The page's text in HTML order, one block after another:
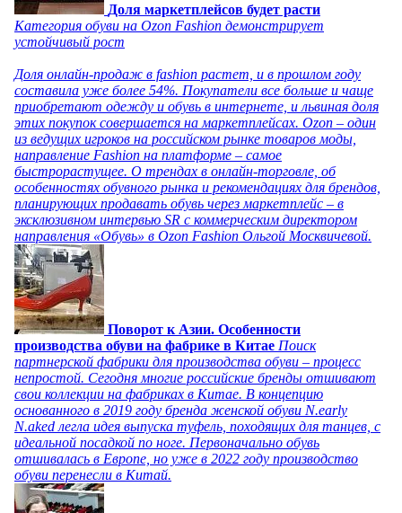
Доля маркетплейсов будет расти
Категория обуви на Ozon Fashion демонстрирует
устойчивый рост
Доля онлайн-продаж в fashion растет, и в прошлом году
составила уже более 54%. Покупатели все больше и чаще
приобретают одежду и обувь в интернете, и львиная доля
этих покупок совершается на маркетплейсах. Ozon – один
из ведущих игроков на российском рынке товаров моды,
направление Fashion на платформе – самое
быстрорастущее. О трендах в онлайн-торговле, об
особенностях обувного рынка и рекомендациях для брендов,
планирующих продавать обувь через маркетплейс – в
эксклюзивном интервью SR с коммерческим директором
направления «Обувь» в Ozon Fashion Ольгой Москвичевой.
Поворот к Азии. Особенности
производства обуви на фабрике в Китае Поиск
партнерской фабрики для производства обуви – процесс
непростой. Сегодня многие российские бренды отшивают
свои коллекции на фабриках в Китае. В концепцию
основанного в 2019 году бренда женской обуви N.early
N.aked легла идея выпуска туфель, походящих для танцев, с
идеальной посадкой по ноге. Первоначально обувь
отшивалась в Европе, но уже в 2022 году производство
обуви перенесли в Китай.